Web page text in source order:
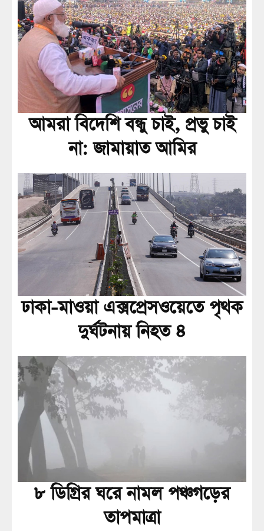
আমরা বিদেশি বন্ধু চাই, প্রভু চাই
না: জামায়াত আমির
ঢাকা-মাওয়া এক্সপ্রেসওয়েতে পৃথক
দুর্ঘটনায় নিহত ৪
৮ ডিগ্রির ঘরে নামল পঞ্চগড়ের
তাপমাত্রা